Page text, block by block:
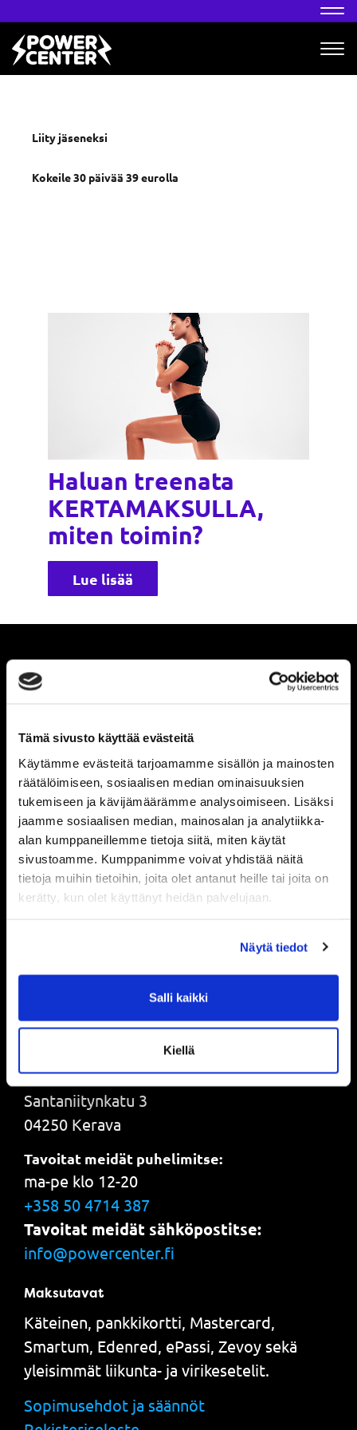
Tämä sivusto käyttää evästeitä
Käytämme evästeitä tarjoamamme sisällön ja mainosten
räätälöimiseen, sosiaalisen median ominaisuuksien
tukemiseen ja kävijämäärämme analysoimiseen. Lisäksi
jaamme sosiaalisen median, mainosalan ja analytiikka-
alan kumppaneillemme tietoja siitä, miten käytät
sivustoamme. Kumppanimme voivat yhdistää näitä
tietoja muihin tietoihin, joita olet antanut heille tai joita on
kerätty, kun olet käyttänyt heidän palvelujaan.
Näytä tiedot
Salli kaikki
Kiellä
Liity jäseneksi
Kokeile 30 päivää 39 eurolla
Haluan treenata
KERTAMAKSULLA,
miten toimin?
Lue lisää
Pysy ajan tasalla
Ole ensimmäinen, joka saa tietää mitä
Powerilla tapahtuu ja saat ensimmäisenä
tarjouksemme.
Tilaa uutiskirje
Vastaanottomme palvelee:
Maanantaisin klo 16-19
sopimuksen mukaan, varaathan asiointiisi
Verkkokauppamme palvelee Sinua 24/7
Power apilla treenaat joka päivä 4.30-24
Yhteystiedot ja sijainti
Santaniitynkatu 3
04250 Kerava
Tavoitat meidät puhelimitse:
ma-pe klo 12-20
+358 50 4714 387
Tavoitat meidät sähköpostitse:
info@powercenter.fi
Maksutavat
Käteinen, pankkikortti, Mastercard,
Smartum, Edenred, ePassi, Zevoy sekä
yleisimmät liikunta- ja virikesetelit.
Sopimusehdot ja säännöt